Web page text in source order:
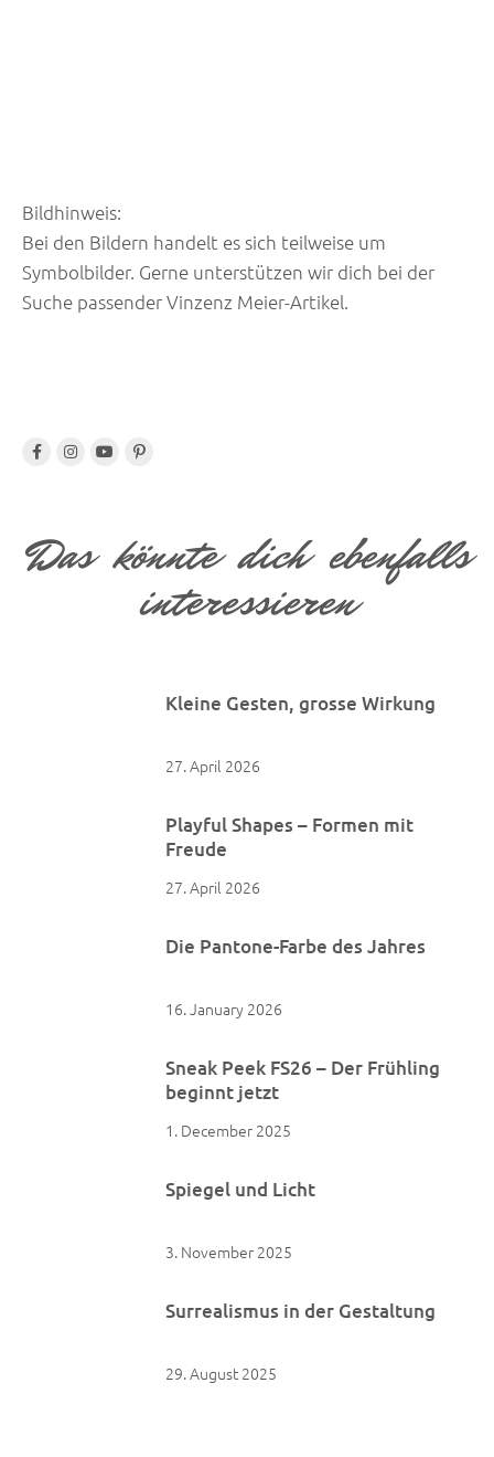
Bildhinweis:
Bei den Bildern handelt es sich teilweise um
Symbolbilder. Gerne unterstützen wir dich bei der
Suche passender Vinzenz Meier-Artikel.
Das könnte dich ebenfalls
interessieren
Kleine Gesten, grosse Wirkung
27. April 2026
Playful Shapes – Formen mit
Freude
27. April 2026
Die Pantone-Farbe des Jahres
16. January 2026
Sneak Peek FS26 – Der Frühling
beginnt jetzt
1. December 2025
Spiegel und Licht
3. November 2025
Surrealismus in der Gestaltung
29. August 2025